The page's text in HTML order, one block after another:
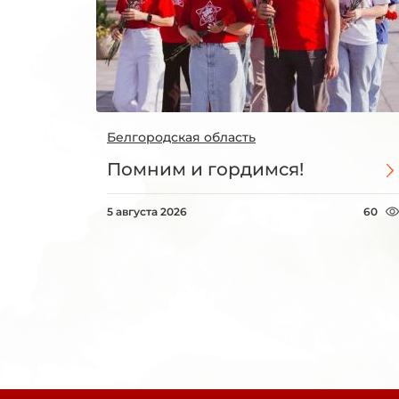
Белгородская область
Помним и гордимся!
5 августа 2026 60